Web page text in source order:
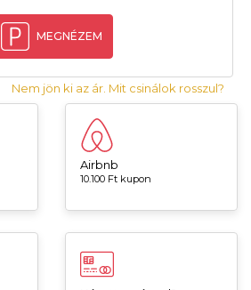
MEGNÉZEM
Nem jön ki az ár. Mit csinálok rosszul?
Airbnb
10.100 Ft kupon